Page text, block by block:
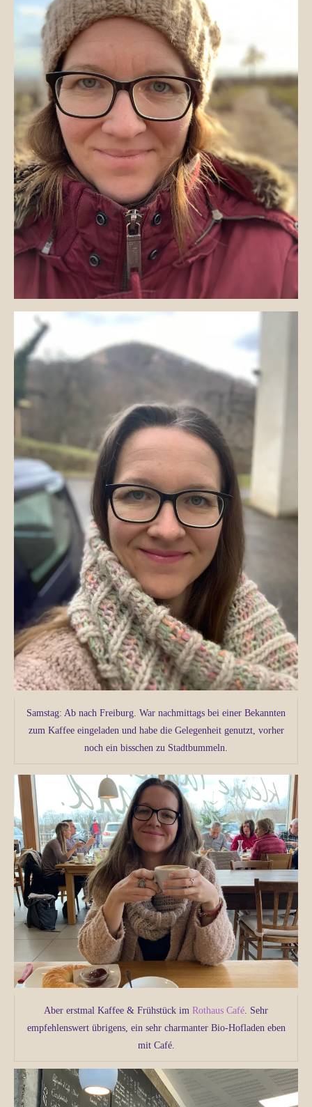
Samstag: Ab nach Freiburg. War nachmittags bei einer Bekannten
zum Kaffee eingeladen und habe die Gelegenheit genutzt, vorher
noch ein bisschen zu Stadtbummeln.
Aber erstmal Kaffee & Frühstück im Rothaus Café . Sehr
empfehlenswert übrigens, ein sehr charmanter Bio-Hofladen eben
mit Café.